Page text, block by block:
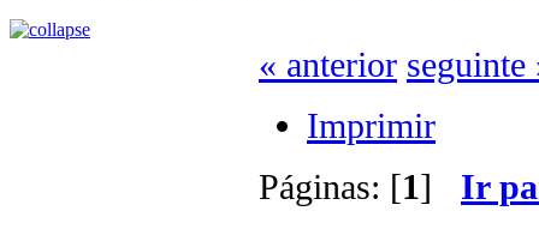
« anterior seguinte
Imprimir
Páginas: [1] Ir